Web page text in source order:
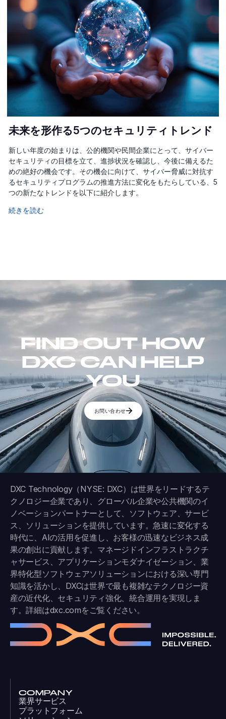
未来を形作る5つのセキュリティトレンド
新しい年度の始まりは、公的機関や民間企業にとって、サイバー
セキュリティの目標を立て、進捗状況を確認し、今後に備えるた
めの絶好の機会です。その機会に向けて、サイバー脅威に対抗す
るセキュリティプログラムの推進方法に変化をもたらしている、5
つの新たなトレンドを以下に紹介します。
続きを読む
FIND OUT HOW
DXC CAN HELP
YOU
お問い合わせ
DXC Technology（NYSE: DXC）は世界をリードするテ
クノロジー企業であり、グローバル企業や公共機関のイ
ノベーションパートナーとして、ソフトウェア、サービ
ス、ソリューションを提供しています。急速に変化する
時代に、AIの活用を促進し、お客様の迅速なビジネス成
果の創出に貢献します。マネージドインフラストラクチ
ャサービス、アプリケーションモダナイゼーション、業
界特化型ソフトウェアソリューションにおける深い専門
知識を活かし、DXCは世界で最も複雑なテクノロジー資
産の近代化、セキュリティ強化、統合運用を実現しま
す。詳細はdxc.comをご覧ください。
COMPANY
業界サービス
プラットフォーム